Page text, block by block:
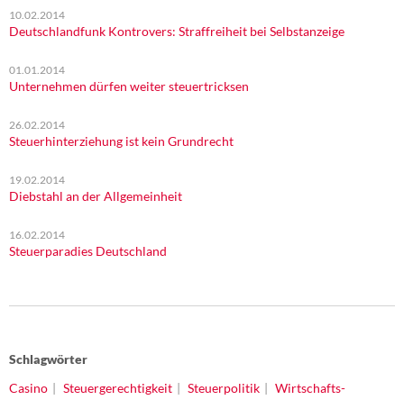
10.02.2014
Deutschlandfunk Kontrovers: Straffreiheit bei Selbstanzeige
01.01.2014
Unternehmen dürfen weiter steuertricksen
26.02.2014
Steuerhinterziehung ist kein Grundrecht
19.02.2014
Diebstahl an der Allgemeinheit
16.02.2014
Steuerparadies Deutschland
Schlagwörter
Casino
Steuergerechtigkeit Steuerpolitik
Wirtschafts-